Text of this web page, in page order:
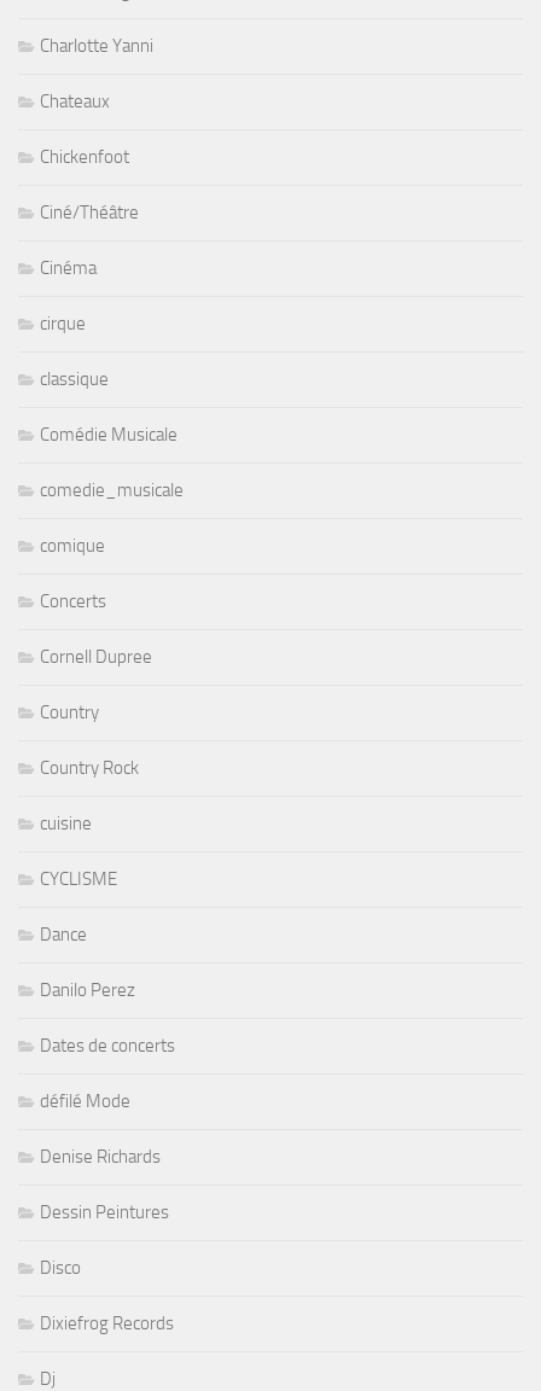
Charlotte Yanni
Chateaux
Chickenfoot
Ciné/Théâtre
Cinéma
cirque
classique
Comédie Musicale
comedie_musicale
comique
Concerts
Cornell Dupree
Country
Country Rock
cuisine
CYCLISME
Dance
Danilo Perez
Dates de concerts
défilé Mode
Denise Richards
Dessin Peintures
Disco
Dixiefrog Records
Dj